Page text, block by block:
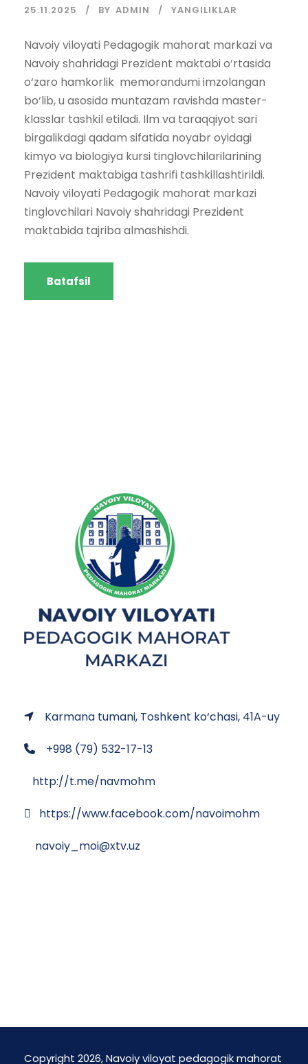
25.11.2025 BY ADMIN YANGILIKLAR
Navoiy viloyati Pedagogik mahorat markazi va
Navoiy shahridagi Prezident maktabi o‘rtasida
o‘zaro hamkorlik memorandumi imzolangan
bo‘lib, u asosida muntazam ravishda master-
klasslar tashkil etiladi. Ilm va taraqqiyot sari
birgalikdagi qadam sifatida noyabr oyidagi
kimyo va biologiya kursi tinglovchilarilarining
Prezident maktabiga tashrifi tashkillashtirildi.
Navoiy viloyati Pedagogik mahorat markazi
tinglovchilari Navoiy shahridagi Prezident
maktabida tajriba almashishdi.
Batafsil
Karmana tumani, Toshkent ko‘chasi, 41A-uy
+998 (79) 532-17-13
http://t.me/navmohm
https://www.facebook.com/navoimohm
navoiy_moi@xtv.uz
Copyright 2026, Navoiy viloyat pedagogik mahorat